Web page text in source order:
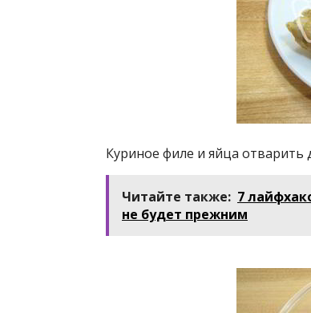
Куриное филе и яйца отварить
Читайте также: 7
не будет прежним